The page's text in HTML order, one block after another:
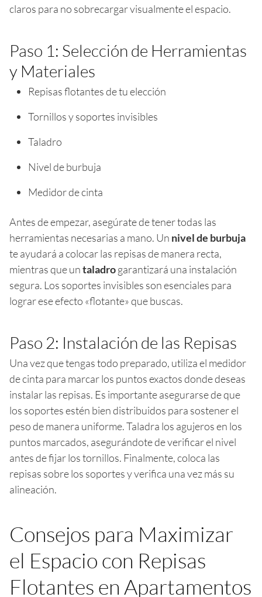
claros para no sobrecargar visualmente el espacio.
Paso 1: Selección de Herramientas
y Materiales
Repisas flotantes de tu elección
Tornillos y soportes invisibles
Taladro
Nivel de burbuja
Medidor de cinta
Antes de empezar, asegúrate de tener todas las
herramientas necesarias a mano. Un nivel de burbuja
te ayudará a colocar las repisas de manera recta,
mientras que untaladrogarantizará una instalación
segura. Los soportes invisibles son esenciales para
lograr ese efecto «flotante» que buscas.
Paso 2: Instalación de las Repisas
Una vez que tengas todo preparado, utiliza el medidor
de cinta para marcar los puntos exactos donde deseas
instalar las repisas. Es importante asegurarse de que
los soportes estén bien distribuidos para sostener el
peso de manera uniforme. Taladra los agujeros en los
puntos marcados, asegurándote de verificar el nivel
antes de fijar los tornillos. Finalmente, coloca las
repisas sobre los soportes y verifica una vez más su
alineación.
Consejos para Maximizar
el Espacio con Repisas
Flotantes en Apartamentos